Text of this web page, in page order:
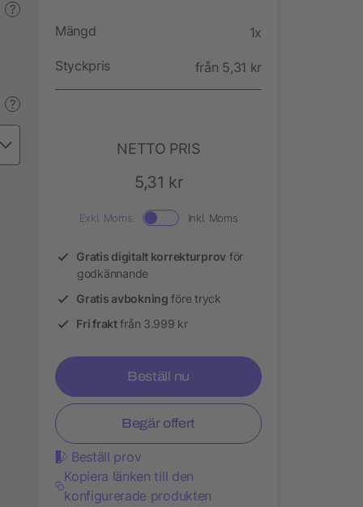
?
?
Mängd 1x
Styckpris från 5,31 kr
NETTO PRIS
5,31 kr
Exkl. Moms. Inkl. Moms
Gratis digitalt korrekturprov för
godkännande
Gratis avbokning före tryck
Fri fraktfrån 3.999 kr
Beställ nu
Begär offert
Beställ prov
Kopiera länken till den
konfigurerade produkten